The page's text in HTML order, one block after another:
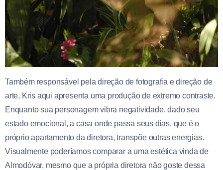
Também responsável pela direção de fotografia e direção de
arte, Kris aqui apresenta uma produção de extremo contraste.
Enquanto sua personagem vibra negatividade, dado seu
estado emocional, a casa onde passa seus dias, que é o
próprio apartamento da diretora, transpõe outras energias.
Visualmente poderíamos comparar a uma estética vinda de
Almodóvar, mesmo que a própria diretora não goste dessa